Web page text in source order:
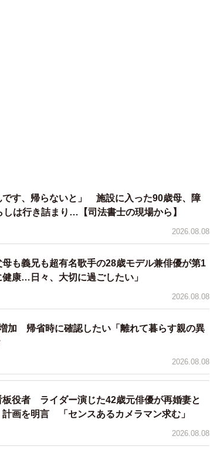
は多く見受けられます。
営する「タメニー株式会社」が2025年9月に、
未婚男女2,401人を対象に実施した「独身ミド
※）に関するアンケート調査の結果によると、
際している相手がいる」と回答。
という結果に。高齢になっても「恋愛をした
りました。
くれます。ただし、相手あってのものです。独
的に受け止め、相手の気持ちを感じ取り、思い
要なのかもしれません。
使えるリアル猫シリーズ』リアルな猫たちの中
。Instagramでもイラスト作品を随時アップ中
活・恋活観」（タメニー株式会社）
です、帰らないと」 施設に入った90歳母、障
は行き詰まり…【司法書士の現場から】
2026.08.08
も義兄も超有名歌手の28歳モデル兼俳優が第1
康…日々、大切に過ごしたい」
2026.08.08
加 帰省時に確認したい「離れて暮らす親の異
2026.08.08
板役者 ライダー演じた42歳元俳優が再婚妻と
画を明言 「センスあるカメラマン求む」
2026.08.08